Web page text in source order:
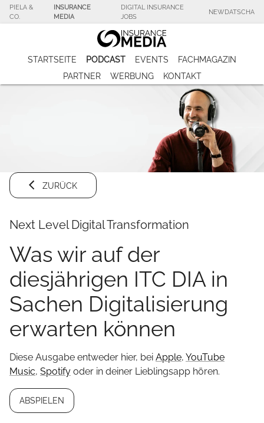
PIELA &
CO.
INSURANCE
MEDIA
DIGITAL INSURANCE
JOBS
NEWDATSCHA
STARTSEITE PODCAST EVENTS
FACHMAGAZIN
PARTNER
WERBUNG KONTAKT
ZURÜCK
Next Level Digital Transformation
Was wir auf der
diesjährigen ITC DIA in
Sachen Digitalisierung
erwarten können
Diese Ausgabe entweder hier, bei Apple, YouTube
Music, Spotify oder in deiner Lieblingsapp hören.
ABSPIELEN